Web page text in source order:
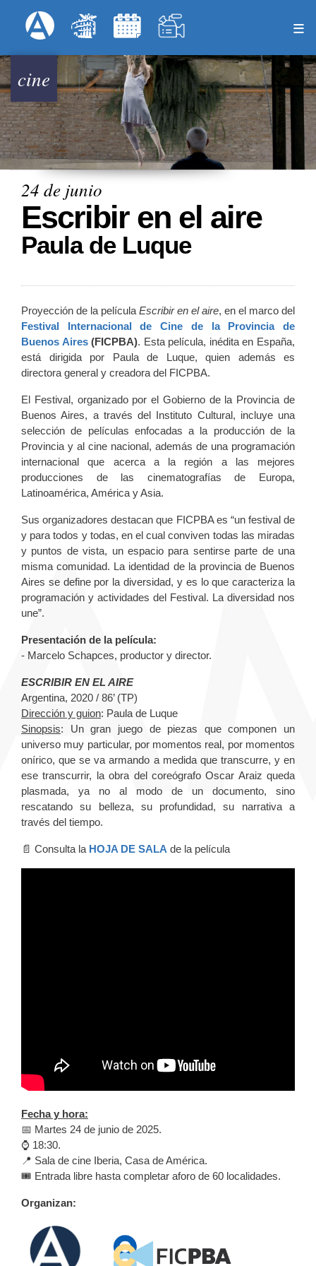
al
principal
Menú Superior
cine
24 de junio
Escribir en el aire
Paula de Luque
Proyección de la película Escribir en el aire, en el marco del
Festival Internacional de Cine de la Provincia de
Buenos Aires(FICPBA). Esta película, inédita en España,
está dirigida por Paula de Luque, quien además es
directora general y creadora del FICPBA.
El Festival, organizado por el Gobierno de la Provincia de
Buenos Aires, a través del Instituto Cultural, incluye una
selección de películas enfocadas a la producción de la
Provincia y al cine nacional, además de una programación
internacional que acerca a la región a las mejores
producciones de las cinematografías de Europa,
Latinoamérica, América y Asia.
Sus organizadores destacan que FICPBA es “un festival de
y para todos y todas, en el cual conviven todas las miradas
y puntos de vista, un espacio para sentirse parte de una
misma comunidad. La identidad de la provincia de Buenos
Aires se define por la diversidad, y es lo que caracteriza la
programación y actividades del Festival. La diversidad nos
une”.
Presentación de la película:
- Marcelo Schapces, productor y director.
ESCRIBIR EN EL AIRE
Argentina, 2020 / 86’ (TP)
Dirección y guion: Paula de Luque
Sinopsis: Un gran juego de piezas que componen un
universo muy particular, por momentos real, por momentos
onírico, que se va armando a medida que transcurre, y en
ese transcurrir, la obra del coreógrafo Oscar Araiz queda
plasmada, ya no al modo de un documento, sino
rescatando su belleza, su profundidad, su narrativa a
través del tiempo.
📄 Consulta la HOJA DE SALA de la película
Fecha y hora:
📅 Martes 24 de junio de 2025.
⌚️ 18:30.
📍 Sala de cine Iberia, Casa de América.
🎟️ Entrada libre hasta completar aforo de 60 localidades.
Organizan: